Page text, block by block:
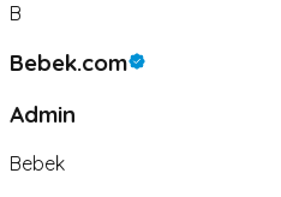
B
Bebek.com
Admin
Bebek